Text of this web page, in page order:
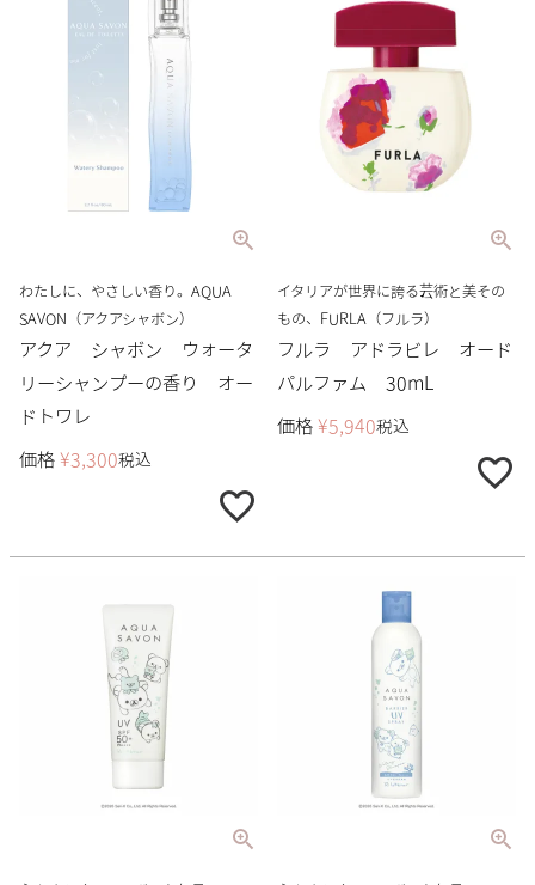
わたしに、やさしい香り。AQUA
SAVON（アクアシャボン）
アクア シャボン ウォータ
リーシャンプーの香り オー
ドトワレ
価格 ¥3,300税込
イタリアが世界に誇る芸術と美その
もの、FURLA（フルラ）
フルラ アドラビレ オード
パルファム 30mL
価格 ¥5,940税込